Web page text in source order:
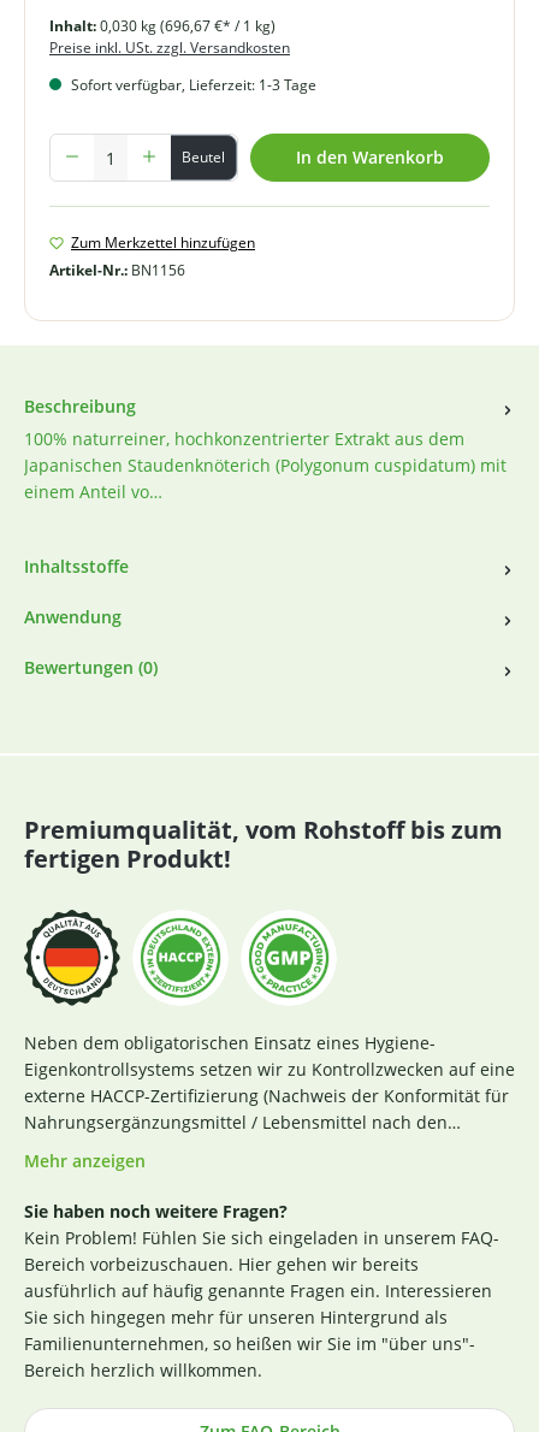
Inhalt:0,030 kg(696,67 €* / 1 kg)
Preise inkl. USt. zzgl. Versandkosten
Sofort verfügbar, Lieferzeit: 1-3 Tage
Produkt Anzahl: Gib den gewünschten Wert ein oder benutze die
Beutel In den Warenkorb
Zum Merkzettel hinzufügen
Artikel-Nr.: BN1156
Beschreibung
100% naturreiner, hochkonzentrierter Extrakt aus dem
Japanischen Staudenknöterich (Polygonum cuspidatum) mit
einem Anteil vo…
Inhaltsstoffe
Anwendung
Bewertungen (0)
Premiumqualität, vom Rohstoff bis zum
fertigen Produkt!
Neben dem obligatorischen Einsatz eines Hygiene-
Eigenkontrollsystems setzen wir zu Kontrollzwecken auf eine
externe HACCP-Zertifizierung (Nachweis der Konformität für
Nahrungsergänzungsmittel / Lebensmittel nach den
Richtlinien des Codex Alimentarius und der Verordnung EG
Nr. 852 / 2004 des Europäischen Parlaments). Das aktuelle
Zertifikat finden Siehier
. Darüber hinaus beginnt für uns
die Sicherstellung einer erstklassigen Produktqualität
bereits bei der strengen Durchleuchtung und Auswahl
unserer (Rohstoff-)Lieferanten. Die Produktion nach GMP-
Richtlinie ist hierbei ein wichtiges Kriterium. Losgelöst von
den Tests der Hersteller untersuchen wir zusätzlich, ohne
rechtlich dazu verpflichtet zu sein, einen Großteil der
weisen dies durch die Veröffentlichung entsprechender
Mehr anzeigen
Sie haben noch weitere Fragen?
Kein Problem! Fühlen Sie sich eingeladen in unserem FAQ-
Bereich vorbeizuschauen. Hier gehen wir bereits
ausführlich auf häufig genannte Fragen ein. Interessieren
Sie sich hingegen mehr für unseren Hintergrund als
Familienunternehmen, so heißen wir Sie im "über uns"-
Bereich herzlich willkommen.